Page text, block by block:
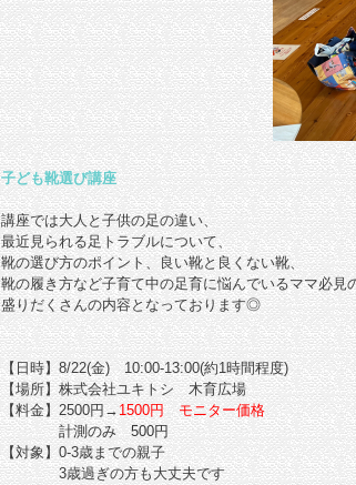
子ども靴選び講座
講座では大人と子供の足の違い、
最近見られる足トラブルについて、
靴の選び方のポイント、良い靴と良くない靴、
靴の履き方など子育て中の足育に悩んでいるママ必見
盛りだくさんの内容となっております◎
【日時】8/22(金) 10:00-13:00(約1時間程度)
【場所】株式会社ユキトシ 木育広場
【料金】2500円→1500円 モニター価格
計測のみ 500円
【対象】0-3歳までの親子
3歳過ぎの方も大丈夫です